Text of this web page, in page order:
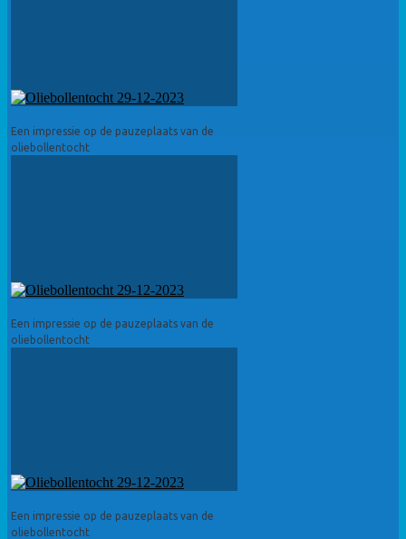
Een impressie op de pauzeplaats van de
oliebollentocht
Een impressie op de pauzeplaats van de
oliebollentocht
Een impressie op de pauzeplaats van de
oliebollentocht